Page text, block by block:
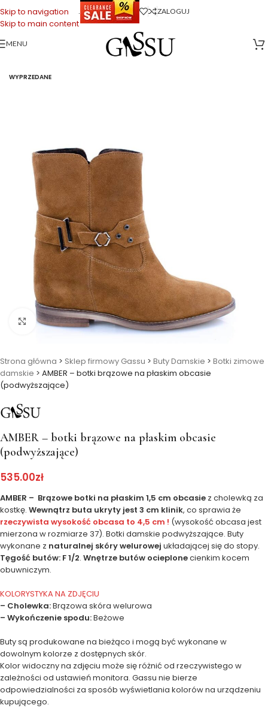
Skip to navigation
Skip to main content
. ZALOGUJ
MENU
WYPRZEDANE
Kliknij, aby powiększyć
Strona główna > Sklep firmowy Gassu > Buty Damskie > Botki zimowe
damskie > AMBER – botki brązowe na płaskim obcasie
(podwyższające)
AMBER – botki brązowe na płaskim obcasie
(podwyższające)
535.00zł
AMBER – Brązowe botki na płaskim 1,5 cm obcasie z cholewką za
kostkę. Wewnątrz buta ukryty jest 3 cm klinik, co sprawia że
rzeczywista wysokość obcasa to 4,5 cm ! (wysokość obcasa jest
mierzona w rozmiarze 37). Botki damskie podwyższające. Buty
wykonane z naturalnej skóry welurowej układającej się do stopy.
Tęgość butów: F 1/2. Wnętrze butów ocieplonecienkim kocem
obuwniczym.
KOLORYSTYKA NA ZDJĘCIU
– Cholewka:Brązowa skóra welurowa
– Wykończenie spodu:Beżowe
Buty są produkowane na bieżąco i mogą być wykonane w
dowolnym kolorze z dostępnych skór.
Kolor widoczny na zdjęciu może się różnić od rzeczywistego w
zależności od ustawień monitora. Gassu nie bierze
odpowiedzialności za sposób wyświetlania kolorów na urządzeniu
kupującego.